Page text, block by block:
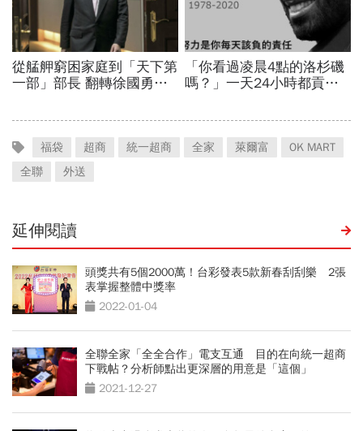
福袋 超商 統一超商 全家 萊爾富
OK MART
全聯
外送
延伸閱讀
頭獎共有5個2000萬！台彩發表5款新春刮刮樂 2張
表掌握整體中獎率
2022-01-04
全聯全家「全全合作」電支互通 目的在向統一超商
下戰帖？分析師點出更深層的用意是「這個」
2021-12-27